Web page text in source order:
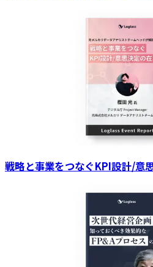
戦略と事業をつなぐKPI設計/意